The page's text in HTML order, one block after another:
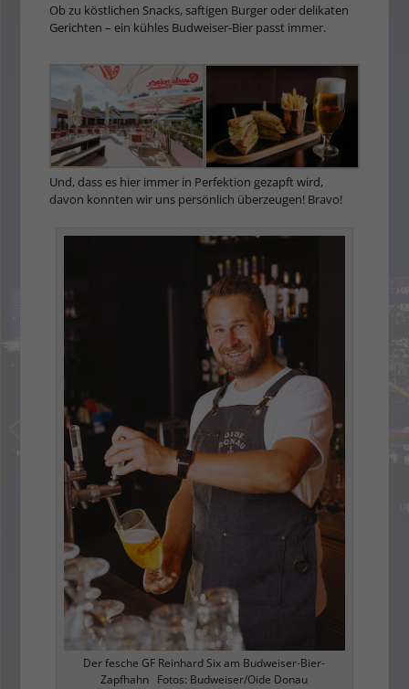
Ob zu köstlichen Snacks, saftigen Burger oder delikaten
Gerichten – ein kühles Budweiser-Bier passt immer.
Und, dass es hier immer in Perfektion gezapft wird,
davon konnten wir uns persönlich überzeugen! Bravo!
Der fesche GF Reinhard Six am Budweiser-Bier-
Zapfhahn Fotos: Budweiser/Oide Donau